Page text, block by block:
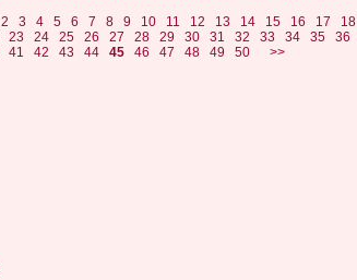
2 3 4 5 6 7 8 9 10 11 12 13 14 15 16 17 18
23 24 25 26 27 28 29 30 31 32 33 34 35 36
41 42 43 44 45 46 47 48 49 50 >>